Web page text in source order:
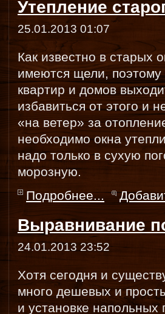
Утепление
25.01.2013 01:07
Как известно в старых
имеются щели, поэтому
квартир и домов
избавиться от этого и
«на ветер» за
необходимо окна
надо только в сухую
морозную.
Подробнее...
Выравнивание
24.01.2013 23:52
Хотя сегодня и
много дешевых и
и установке напольных